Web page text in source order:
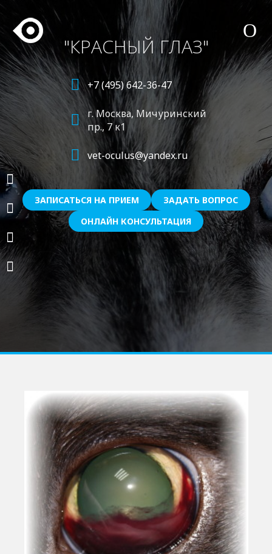
"КРАСНЫЙ ГЛАЗ"
+7 (495) 642-36-47
г. Москва, Мичуринский
пр., 7 к1
vet-oculus@yandex.ru
ЗАПИСАТЬСЯ НА ПРИЕМ
ЗАДАТЬ ВОПРОС
ОНЛАЙН КОНСУЛЬТАЦИЯ